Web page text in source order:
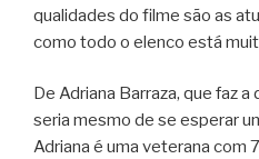
qualidades do filme são as
como todo o elenco está
De Adriana Barraza, que faz
seria mesmo de se esperar
Adriana é uma veterana com